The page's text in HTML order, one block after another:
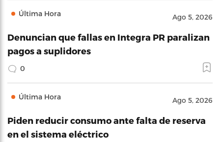
Última Hora Ago 5, 2026
Denuncian que fallas en Integra PR paralizan
pagos a suplidores
0
Última Hora Ago 5, 2026
Piden reducir consumo ante falta de reserva
en el sistema eléctrico